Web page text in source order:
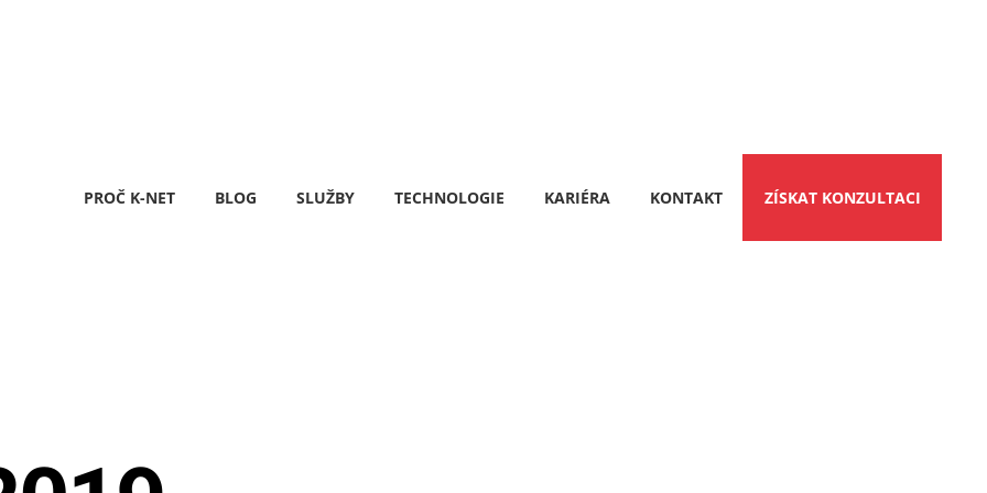
PROČ K-NET BLOG SLUŽBY TECHNOLOGIE KARIÉRA KONTAKT ZÍSKAT KONZULTACI